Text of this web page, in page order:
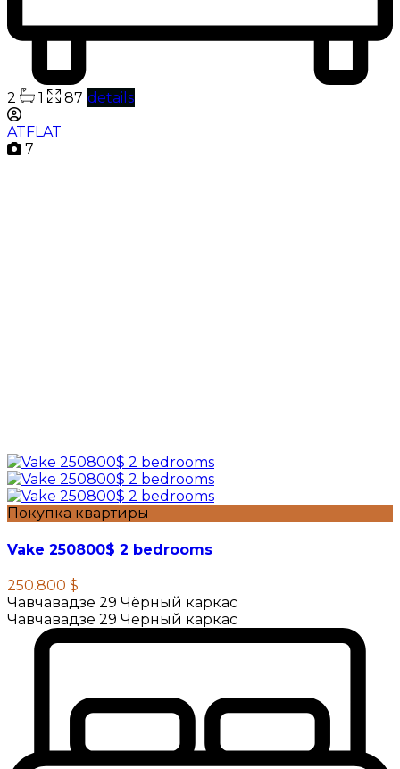
2 1 87 details
ATFLAT
7
Покупка квартиры
Vake 250800$ 2 bedrooms
250.800 $
Чавчавадзе 29 Чёрный каркас
Чавчавадзе 29 Чёрный каркас